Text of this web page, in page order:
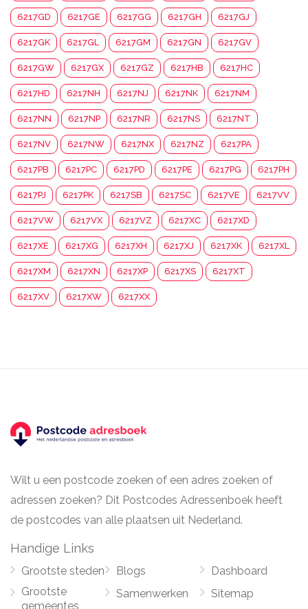
6217GD 6217GE 6217GG 6217GH 6217GJ
6217GK 6217GL 6217GM 6217GN 6217GV
6217GW 6217GX 6217GZ 6217HB 6217HC
6217HD 6217NH 6217NJ 6217NK 6217NM
6217NN 6217NP 6217NR 6217NS 6217NT
6217NV 6217NW 6217NX 6217NZ 6217PA
6217PB 6217PC 6217PD 6217PE 6217PG 6217PH
6217PJ 6217PK 6217SB 6217SC 6217VE 6217VV
6217VW 6217VX 6217VZ 6217XC 6217XD
6217XE 6217XG 6217XH 6217XJ 6217XK 6217XL
6217XM 6217XN 6217XP 6217XS 6217XT
6217XV 6217XW 6217XX
Wilt u een postcode zoeken of een adres zoeken of
adressen zoeken? Dit Postcodes Adressenboek heeft
de postcodes van alle plaatsen uit Nederland.
Handige Links
Grootste steden
Grootste
gemeentes
Blogs
Samenwerken
Dashboard
Sitemap